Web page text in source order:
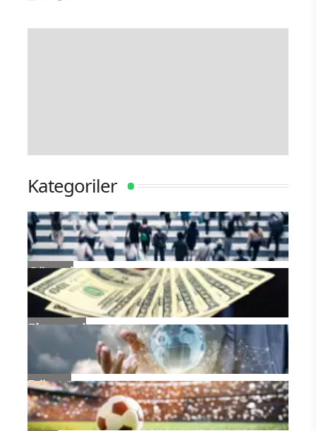
Kategoriler
Güncel
Ekonomi
Dünya